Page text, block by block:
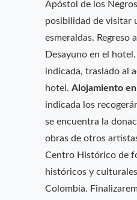
Apóstol de los
posibilidad de visitar
esmeraldas. Regreso
Desayuno en el
indicada, traslado al
hotel. Alojamiento
indicada los
se encuentra la
obras de otros
Centro Histórico de
históricos y
Colombia.